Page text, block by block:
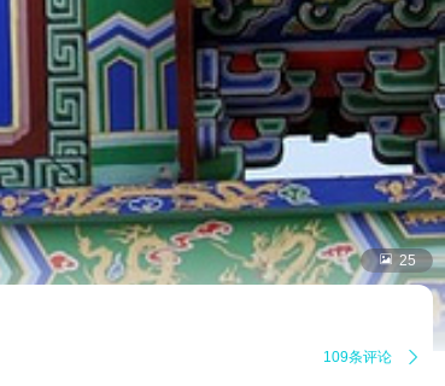
 25
109条评论 